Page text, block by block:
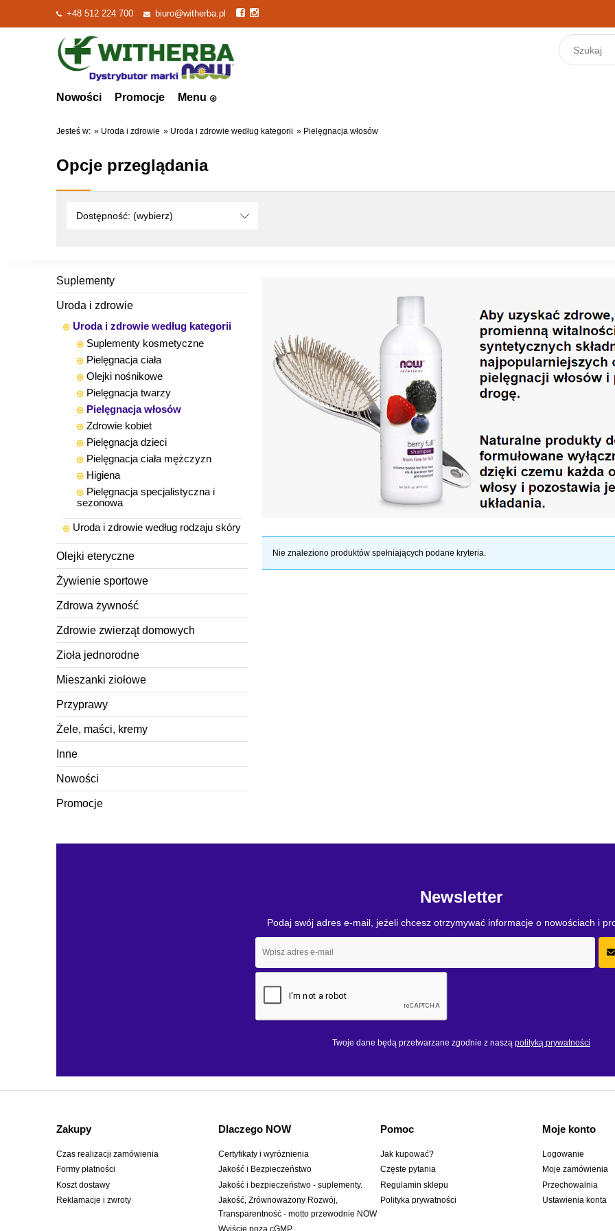
+48 512 224 700 biuro@witherba.pl
Nowości Promocje Menu
Jesteś w: » Uroda i zdrowie » Uroda i zdrowie według kategorii » Pielęgnacja włosów
Opcje przeglądania
Dostępność: (wybierz)
Suplementy
Uroda i zdrowie
Uroda i zdrowie według kategorii
Suplementy kosmetyczne
Pielęgnacja ciała
Olejki nośnikowe
Pielęgnacja twarzy
Pielęgnacja włosów
Zdrowie kobiet
Pielęgnacja dzieci
Pielęgnacja ciała mężczyzn
Higiena
Pielęgnacja specjalistyczna i
sezonowa
Uroda i zdrowie według rodzaju skóry
Olejki eteryczne
Żywienie sportowe
Zdrowa żywność
Zdrowie zwierząt domowych
Zioła jednorodne
Mieszanki ziołowe
Przyprawy
Żele, maści, kremy
Inne
Nowości
Promocje
Nie znaleziono produktów spełniających podane kryteria.
Newsletter
Podaj swój adres e-mail, jeżeli chcesz otrzymywać informacje o nowościach i
Twoje dane będą przetwarzane zgodnie z naszą polityką prywatności
Zakupy
Czas realizacji zamówienia
Formy płatności
Koszt dostawy
Reklamacje i zwroty
Dlaczego NOW
Certyfikaty i wyróżnienia
Jakość i Bezpieczeństwo
Jakość i bezpieczeństwo - suplementy.
Jakość, Zrównoważony Rozwój,
Transparentność - motto przewodnie NOW
Pomoc
Jak kupować?
Częste pytania
Regulamin sklepu
Polityka prywatności
Moje konto
Logowanie
Moje zamówienia
Przechowalnia
Ustawienia konta